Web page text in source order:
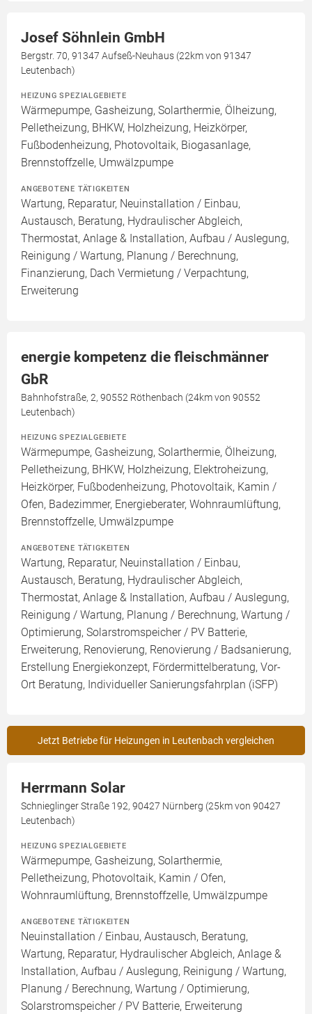
Josef Söhnlein GmbH
Bergstr. 70, 91347 Aufseß-Neuhaus (22km von 91347
Leutenbach)
HEIZUNG SPEZIALGEBIETE
Wärmepumpe, Gasheizung, Solarthermie, Ölheizung,
Pelletheizung, BHKW, Holzheizung, Heizkörper,
Fußbodenheizung, Photovoltaik, Biogasanlage,
Brennstoffzelle, Umwälzpumpe
ANGEBOTENE TÄTIGKEITEN
Wartung, Reparatur, Neuinstallation / Einbau,
Austausch, Beratung, Hydraulischer Abgleich,
Thermostat, Anlage & Installation, Aufbau / Auslegung,
Reinigung / Wartung, Planung / Berechnung,
Finanzierung, Dach Vermietung / Verpachtung,
Erweiterung
energie kompetenz die fleischmänner
GbR
Bahnhofstraße, 2, 90552 Röthenbach (24km von 90552
Leutenbach)
HEIZUNG SPEZIALGEBIETE
Wärmepumpe, Gasheizung, Solarthermie, Ölheizung,
Pelletheizung, BHKW, Holzheizung, Elektroheizung,
Heizkörper, Fußbodenheizung, Photovoltaik, Kamin /
Ofen, Badezimmer, Energieberater, Wohnraumlüftung,
Brennstoffzelle, Umwälzpumpe
ANGEBOTENE TÄTIGKEITEN
Wartung, Reparatur, Neuinstallation / Einbau,
Austausch, Beratung, Hydraulischer Abgleich,
Thermostat, Anlage & Installation, Aufbau / Auslegung,
Reinigung / Wartung, Planung / Berechnung, Wartung /
Optimierung, Solarstromspeicher / PV Batterie,
Erweiterung, Renovierung, Renovierung / Badsanierung,
Erstellung Energiekonzept, Fördermittelberatung, Vor-
Ort Beratung, Individueller Sanierungsfahrplan (iSFP)
Jetzt Betriebe für Heizungen in Leutenbach vergleichen
Herrmann Solar
Schnieglinger Straße 192, 90427 Nürnberg (25km von 90427
Leutenbach)
HEIZUNG SPEZIALGEBIETE
Wärmepumpe, Gasheizung, Solarthermie,
Pelletheizung, Photovoltaik, Kamin / Ofen,
Wohnraumlüftung, Brennstoffzelle, Umwälzpumpe
ANGEBOTENE TÄTIGKEITEN
Neuinstallation / Einbau, Austausch, Beratung,
Wartung, Reparatur, Hydraulischer Abgleich, Anlage &
Installation, Aufbau / Auslegung, Reinigung / Wartung,
Planung / Berechnung, Wartung / Optimierung,
Solarstromspeicher / PV Batterie, Erweiterung